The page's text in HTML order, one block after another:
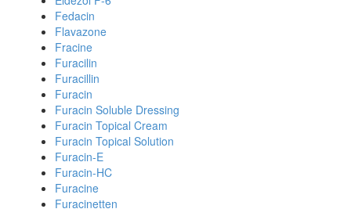
Fedacin
Flavazone
Fracine
Furacilin
Furacillin
Furacin
Furacin Soluble Dressing
Furacin Topical Cream
Furacin Topical Solution
Furacin-E
Furacin-HC
Furacine
Furacinetten